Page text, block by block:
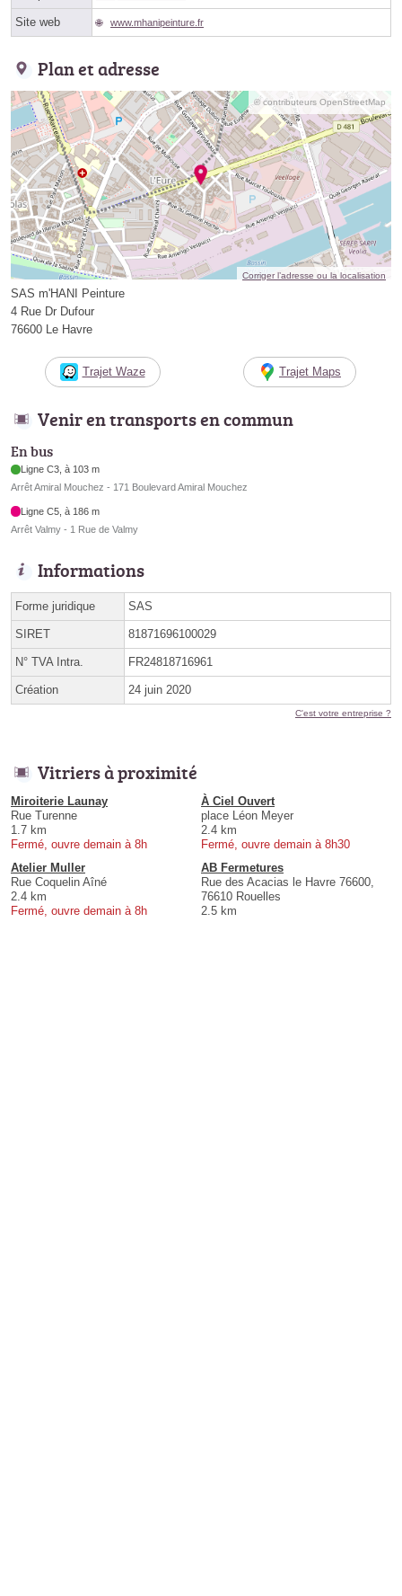
Site web www.mhanipeinture.fr
Plan et adresse
© contributeurs OpenStreetMap
Corriger l’adresse ou la localisation
SAS m'HANI Peinture
4 Rue Dr Dufour
76600 Le Havre
Trajet Waze Trajet Maps
Venir en transports en commun
En bus
Ligne C3, à 103 m
Arrêt Amiral Mouchez - 171 Boulevard Amiral Mouchez
Ligne C5, à 186 m
Arrêt Valmy - 1 Rue de Valmy
Informations
Forme juridique SAS
SIRET 81871696100029
N° TVA Intra. FR24818716961
Création 24 juin 2020
C'est votre entreprise ?
Vitriers à proximité
Miroiterie Launay
Rue Turenne
1.7 km
Fermé, ouvre demain à 8h
À Ciel Ouvert
place Léon Meyer
2.4 km
Fermé, ouvre demain à 8h30
Atelier Muller
Rue Coquelin Aîné
2.4 km
Fermé, ouvre demain à 8h
AB Fermetures
Rue des Acacias le Havre 76600,
76610 Rouelles
2.5 km